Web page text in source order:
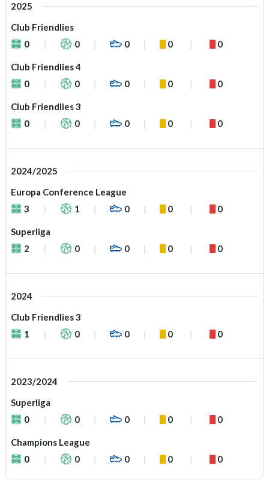
2025
Club Friendlies
0
0 0 0 0
Club Friendlies 4
0
0 0 0 0
Club Friendlies 3
0
0 0 0 0
2024/2025
Europa Conference League
3
1 0 0 0
Superliga
2
0 0 0 0
2024
Club Friendlies 3
1
0 0 0 0
2023/2024
Superliga
0
0 0 0 0
Champions League
0
0 0 0 0